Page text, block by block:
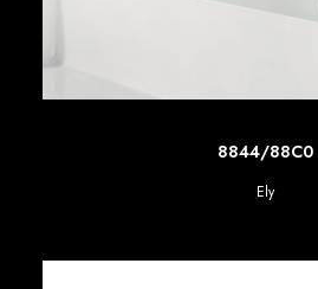
SCOPRI DI PIU'
8844/88C0
Ely